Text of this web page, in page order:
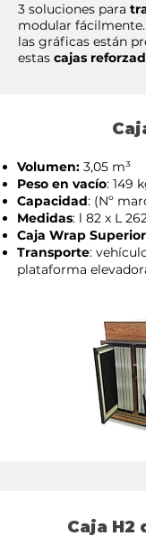
3 soluciones para
modular
las gráficas están
estas cajas
Volumen: 3,05 m³
Peso en vacío: 149
Capacidad: (Nº
Medidas: l 82 x L
Caja Wrap Superior
Transporte:
plataforma
Caja H2